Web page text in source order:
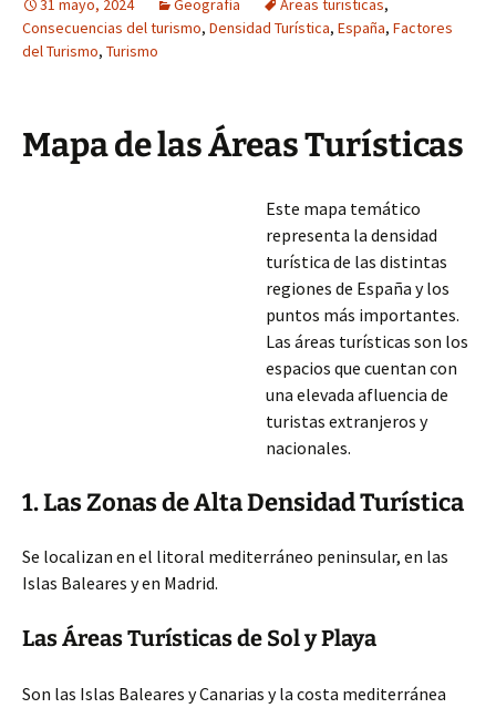
31 mayo, 2024 Geografía Areas turisticas,
Consecuencias del turismo, Densidad Turística, España, Factores
del Turismo, Turismo
Mapa de las Áreas Turísticas
Este mapa temático
representa la densidad
turística de las distintas
regiones de España y los
puntos más importantes.
Las áreas turísticas son los
espacios que cuentan con
una elevada afluencia de
turistas extranjeros y
nacionales.
1. Las Zonas de Alta Densidad Turística
Se localizan en el litoral mediterráneo peninsular, en las
Islas Baleares y en Madrid.
Las Áreas Turísticas de Sol y Playa
Son las Islas Baleares y Canarias y la costa mediterránea